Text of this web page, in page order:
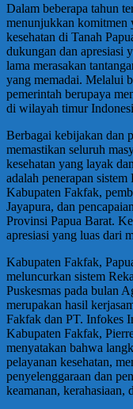
Dalam beberapa tahun
menunjukkan komitmen
kesehatan di Tanah
dukungan dan apresiasi
lama merasakan
yang memadai. Melalui
pemerintah berupaya
di wilayah timur
Berbagai kebijakan dan
memastikan seluruh
kesehatan yang layak
adalah penerapan
Kabupaten Fakfak,
Jayapura, dan
Provinsi Papua Barat.
apresiasi yang luas dari
Kabupaten Fakfak,
meluncurkan sistem
Puskesmas pada bulan
merupakan hasil
Fakfak dan PT. Infokes
Kabupaten Fakfak,
menyatakan bahwa
pelayanan kesehatan,
penyelenggaraan dan
keamanan, kerahasiaan,